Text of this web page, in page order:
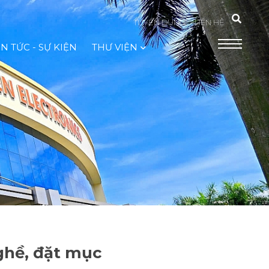
TUYỂN DỤNG LIÊN HỆ
TỨC - SỰ KIỆN THƯ VIỆN
đặt mục